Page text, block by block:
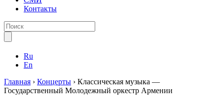
Контакты
Ru
En
Главная › Концерты › Классическая музыка —
Государственный Молодежный оркестр Армении